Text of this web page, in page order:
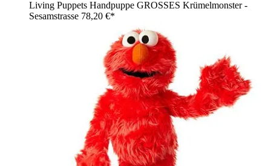
Living Puppets Handpuppe GROSSES Krümelmonster -
Sesamstrasse 78,20 €*